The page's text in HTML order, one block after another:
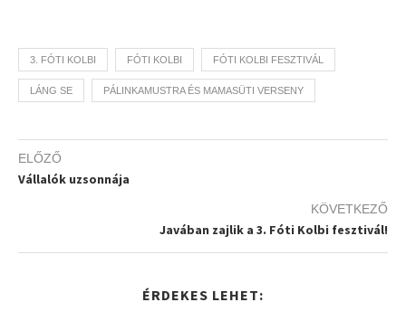
3. FÓTI KOLBI FÓTI KOLBI FÓTI KOLBI FESZTIVÁL
LÁNG SE PÁLINKAMUSTRA ÉS MAMASÜTI VERSENY
ELŐZŐ
Vállalók uzsonnája
KÖVETKEZŐ
Javában zajlik a 3. Fóti Kolbi fesztivál!
ÉRDEKES LEHET: